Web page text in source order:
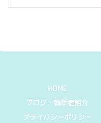
HOME
ブログ・執筆者紹介
プライバシーポリシー